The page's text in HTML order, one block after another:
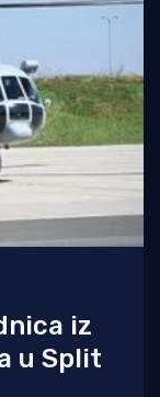
iz
u Split